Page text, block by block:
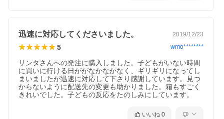
迅速に対応してくださいました。 2019/12/23
5 wmo********
サンタさんへの発注に購入しました。子どもがいない時間
に買いに行ける日ががなかなかなく、ギリギリになってし
まいましたが迅速に対応して下さり感謝しています。見つ
からないように配送先の変更も助かりました。箱もすごく
きれいでした。子どもの反応をたのしみにしています。
いいね 0